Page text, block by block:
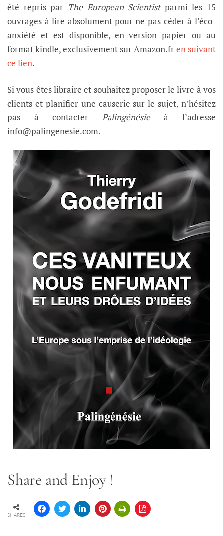
été repris par The European Scientistparmi les 15
ouvrages à lire absolument pour ne pas céder à l’éco-
anxiété et estdisponible, en version papier ou au
format kindle, exclusivement sur Amazon.fren suivant
ce lien.
Si vous êtes libraire et souhaitez proposer le livre à vos
clients et planifier une causerie sur le sujet, n’hésitez
pas à contacter Palingénésieà l’adresse
info@palingenesie.com.
Share and Enjoy !
SHARES